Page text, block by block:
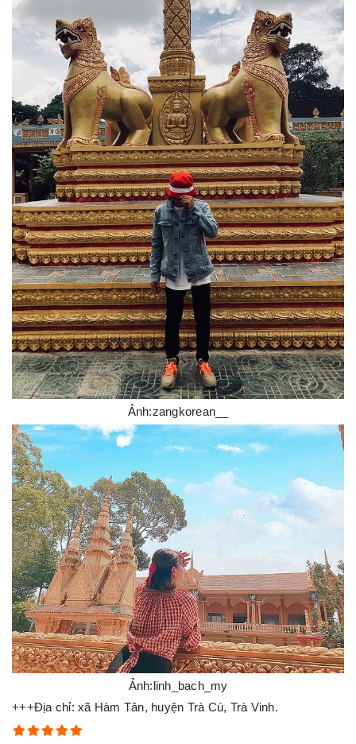
Ảnh:zangkorean__
Ảnh:linh_bach_my
+++Địa chỉ: xã Hàm Tân, huyện Trà Cú, Trà Vinh.